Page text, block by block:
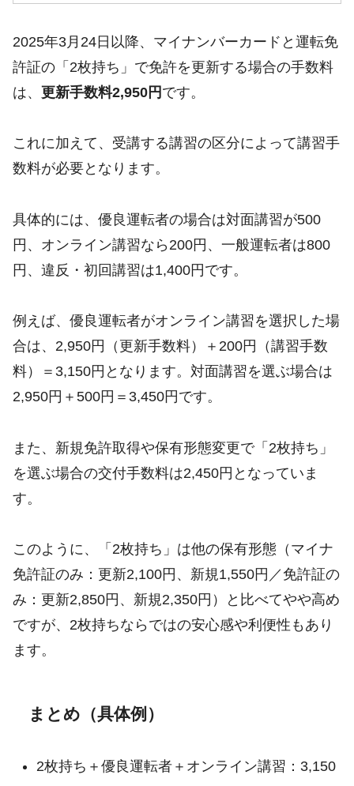
2025年3月24日以降、マイナンバーカードと運転免
許証の「2枚持ち」で免許を更新する場合の手数料
は、 更新手数料2,950円 です。
これに加えて、受講する講習の区分によって講習手
数料が必要となります。
具体的には、優良運転者の場合は対面講習が500
円、オンライン講習なら200円、一般運転者は800
円、違反・初回講習は1,400円です。
例えば、優良運転者がオンライン講習を選択した場
合は、2,950円（更新手数料）＋200円（講習手数
料）＝3,150円となります。対面講習を選ぶ場合は
2,950円＋500円＝3,450円です。
また、新規免許取得や保有形態変更で「2枚持ち」
を選ぶ場合の交付手数料は2,450円となっていま
す。
このように、「2枚持ち」は他の保有形態（マイナ
免許証のみ：更新2,100円、新規1,550円／免許証の
み：更新2,850円、新規2,350円）と比べてやや高め
ですが、2枚持ちならではの安心感や利便性もあり
ます。
まとめ（具体例）
2枚持ち＋優良運転者＋オンライン講習：3,150